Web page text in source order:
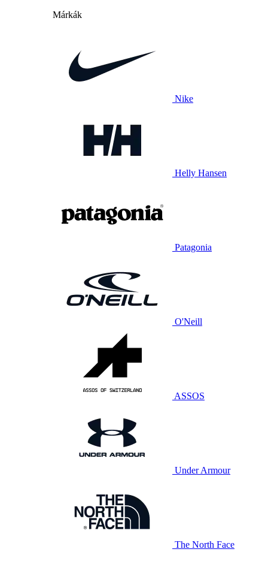
Márkák
Nike
Helly Hansen
Patagonia
O'Neill
ASSOS
Under Armour
The North Face